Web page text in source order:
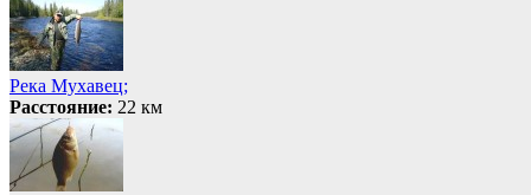
Река Мухавец;
Расстояние: 22 км